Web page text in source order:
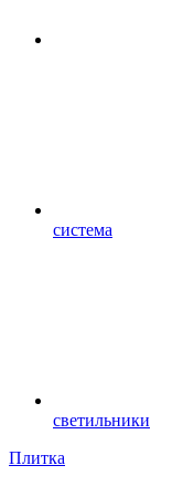
система
светильники
Плитка